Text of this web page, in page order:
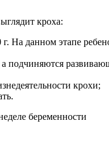
кроха:
На данном этапе
подчиняются
крохи;